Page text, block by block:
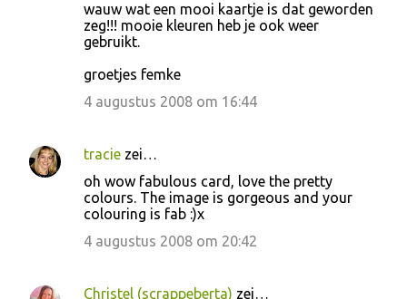
wauw wat een mooi kaartje is dat geworden
zeg!!! mooie kleuren heb je ook weer
gebruikt.
groetjes femke
4 augustus 2008 om 16:44
tracie zei…
oh wow fabulous card, love the pretty
colours. The image is gorgeous and your
colouring is fab :)x
4 augustus 2008 om 20:42
Christel (scrappeberta) zei…